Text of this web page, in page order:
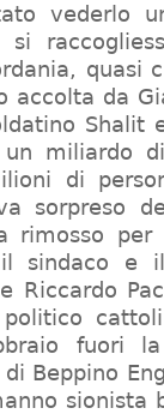
vederlo
si
quasi
accolta da
Shalit
miliardo
di
sorpreso
rimosso
sindaco e
Riccardo
fuori
Beppino
sionista